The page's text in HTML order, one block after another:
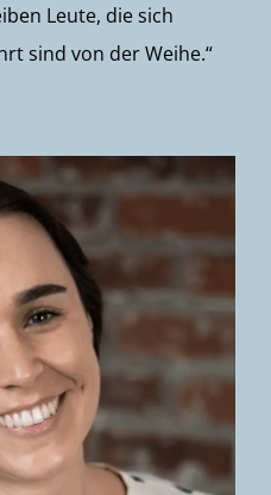
Leute, die sich
sind von der Weihe.“